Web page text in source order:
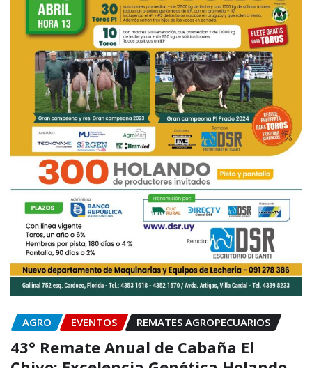
AGRO EVENTOS REMATES AGROPECUARIOS
43° Remate Anual de Cabaña El